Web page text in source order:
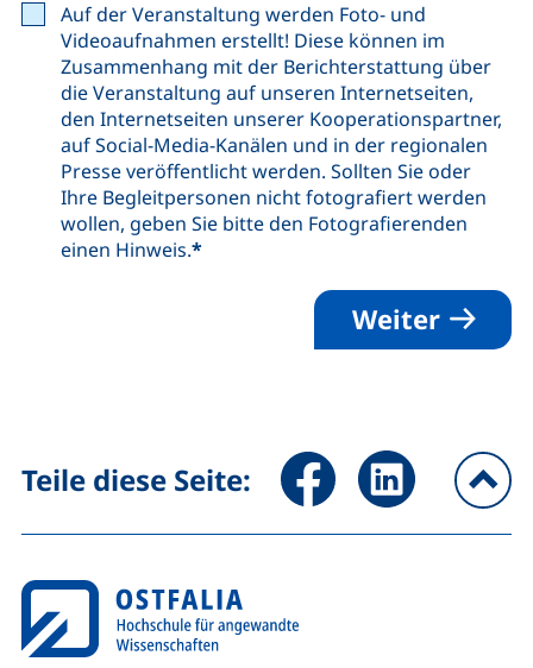
Auf der Veranstaltung werden Foto- und
Videoaufnahmen erstellt! Diese können im
Zusammenhang mit der Berichterstattung über
die Veranstaltung auf unseren Internetseiten,
den Internetseiten unserer Kooperationspartner,
auf Social-Media-Kanälen und in der regionalen
Presse veröffentlicht werden. Sollten Sie oder
Ihre Begleitpersonen nicht fotografiert werden
wollen, geben Sie bitte den Fotografierenden
einen Hinweis.*
Weiter
Teile diese Seite: Seite über Facebook teilen
Seite über